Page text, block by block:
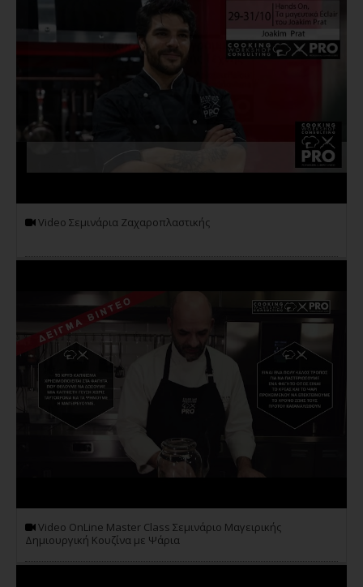
Video Σεμινάρια Ζαχαροπλαστικής
Video OnLine Master Class Σεμινάριο Μαγειρικής
Δημιουργική Κουζίνα με Ψάρια